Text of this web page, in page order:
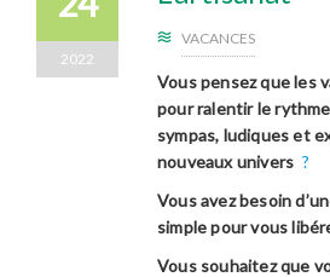
2022
VACANCES
Vous pensez que les
pour ralentir le
sympas, ludiques et
nouveaux univers ?
Vous avez besoin
simple pourvous
Vous souhaitez que